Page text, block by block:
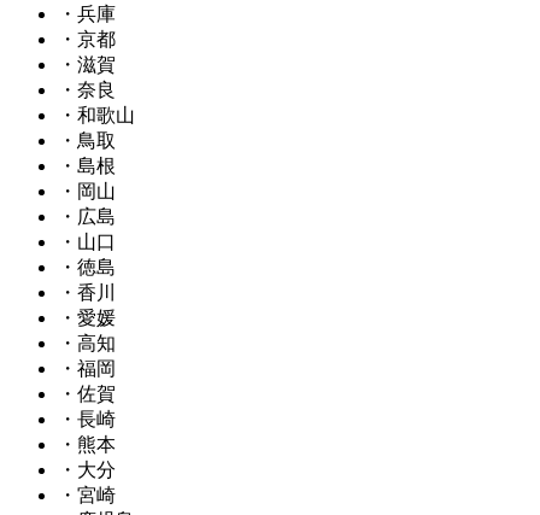
・兵庫
・京都
・滋賀
・奈良
・和歌山
・鳥取
・島根
・岡山
・広島
・山口
・徳島
・香川
・愛媛
・高知
・福岡
・佐賀
・長崎
・熊本
・大分
・宮崎